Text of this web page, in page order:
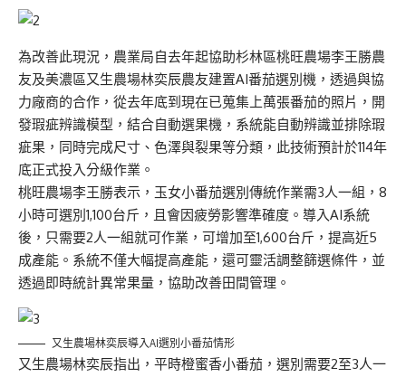
為改善此現況，農業局自去年起協助杉林區桃旺農場李王勝農
友及美濃區又生農場林奕辰農友建置AI番茄選別機，透過與協
力廠商的合作，從去年底到現在已蒐集上萬張番茄的照片，開
發瑕疵辨識模型，結合自動選果機，系統能自動辨識並排除瑕
疵果，同時完成尺寸、色澤與裂果等分類，此技術預計於114年
底正式投入分級作業。
桃旺農場李王勝表示，玉女小番茄選別傳統作業需3人一組，8
小時可選別1,100台斤，且會因疲勞影響準確度。導入AI系統
後，只需要2人一組就可作業，可增加至1,600台斤，提高近5
成產能。系統不僅大幅提高產能，還可靈活調整篩選條件，並
透過即時統計異常果量，協助改善田間管理。
又生農場林奕辰導入AI選別小番茄情形
又生農場林奕辰指出，平時橙蜜香小番茄，選別需要2至3人一